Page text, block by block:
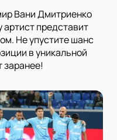
Вани Дмитриенко
артист представит
Не упустите шанс
в уникальной
заранее!